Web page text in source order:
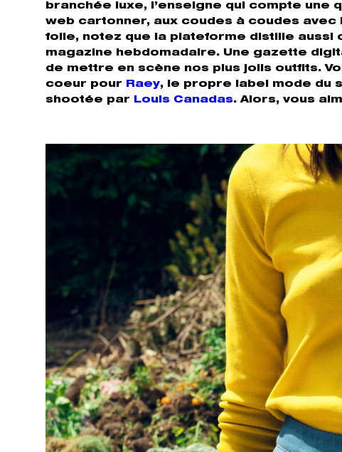
branchée luxe, l’enseigne qui compte une
web cartonner, aux coudes à coudes avec
folie, notez que la plateforme distille aussi
magazine hebdomadaire. Une gazette
de mettre en scène nos plus jolis outfits.
coeur pour Raey, le propre label mode du
shootée par Louis Canadas. Alors, vous